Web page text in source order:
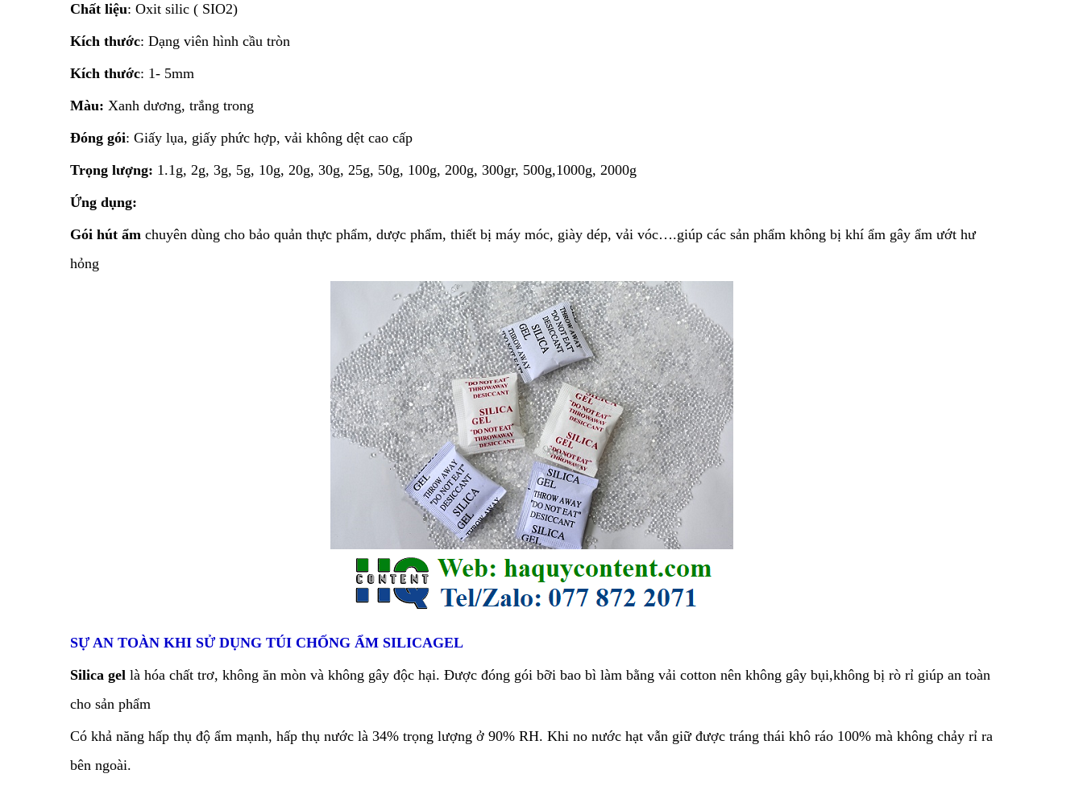
Chất liệu: Oxit silic ( SIO2)
Kích thước: Dạng viên hình cầu tròn
Kích thước: 1- 5mm
Màu: Xanh dương, trắng trong
Đóng gói: Giấy lụa, giấy phức hợp, vải không dệt cao cấp
Trọng lượng: 1.1g, 2g, 3g, 5g, 10g, 20g, 30g, 25g, 50g, 100g, 200g, 300gr, 500g,1000g, 2000g
Ứng dụng:
Gói hút ẩm chuyên dùng cho bảo quản thực phẩm, dược phẩm, thiết bị máy móc, giày dép, vải vóc….giúp các sản phẩm không bị khí ẩm gây ẩm ướt hư
hỏng
SỰ AN TOÀN KHI SỬ DỤNG TÚI CHỐNG ẨM SILICAGEL
Silica gel là hóa chất trơ, không ăn mòn và không gây độc hại. Được đóng gói bỡi bao bì làm bằng vải cotton nên không gây bụi,không bị rò rỉ giúp an toàn
cho sản phẩm
Có khả năng hấp thụ độ ẩm mạnh, hấp thụ nước là 34% trọng lượng ở 90% RH. Khi no nước hạt vẫn giữ được tráng thái khô ráo 100% mà không chảy rỉ ra
bên ngoài.